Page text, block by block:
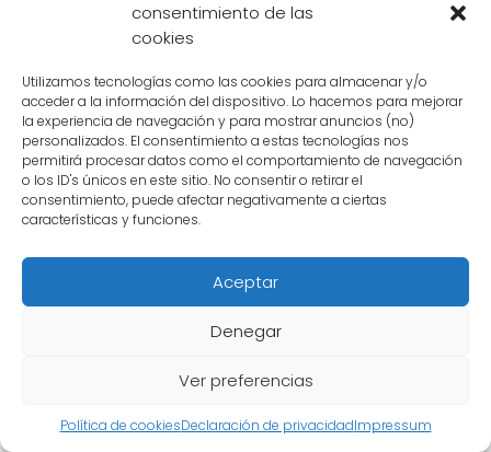
consentimiento de las
cookies
Utilizamos tecnologías como las cookies para almacenar y/o
acceder a la información del dispositivo. Lo hacemos para mejorar
la experiencia de navegación y para mostrar anuncios (no)
personalizados. El consentimiento a estas tecnologías nos
permitirá procesar datos como el comportamiento de navegación
o los ID's únicos en este sitio. No consentir o retirar el
consentimiento, puede afectar negativamente a ciertas
características y funciones.
Aceptar
Denegar
Ver preferencias
Política de cookiesDeclaración de privacidadImpressum
transformación más poderosa de Goku
ha sido uno de los momentos más
impactantes en la historia de Dragon Ball.
Desde sus inicios, Goku ha demostrado ser un
luchador excepcional, superando
constantemente sus propios límites y
alcanzando niveles de poder inimaginables.
Contenido relacionado:
El voraz apetito de Goku: ¿Por qué
come tanto el Saiyajin más
Sin embargo, fue en la saga de Cell donde